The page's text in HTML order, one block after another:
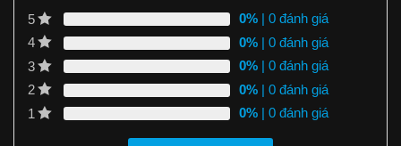
5 0% | 0 đánh giá
4
0% | 0 đánh giá
3
0% | 0 đánh giá
2
0% | 0 đánh giá
1
0% | 0 đánh giá